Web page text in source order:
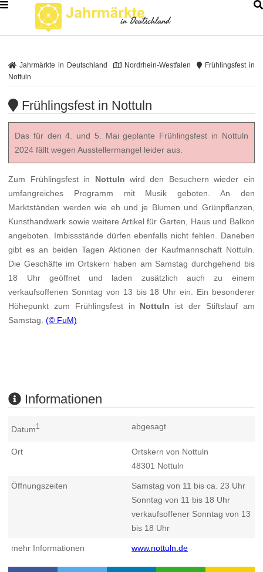
Jahrmärkte in Deutschland Nordrhein-Westfalen
Frühlingsfest in
Nottuln
Frühlingsfest in Nottuln
Das für den 4. und 5. Mai geplante Frühlingsfest in Nottuln
2024 fällt wegen Ausstellermangel leider aus.
Zum Frühlingsfest in Nottuln wird den Besuchern wieder ein
umfangreiches Programm mit Musik geboten. An den
Marktständen werden wie eh und je Blumen und Grünpflanzen,
Kunsthandwerk sowie weitere Artikel für Garten, Haus und Balkon
angeboten. Imbissstände dürfen ebenfalls nicht fehlen. Daneben
gibt es an beiden Tagen Aktionen der Kaufmannschaft Nottuln.
Die Geschäfte im Ortskern haben am Samstag durchgehend bis
18 Uhr geöffnet und laden zusätzlich auch zu einem
verkaufsoffenen Sonntag von 13 bis 18 Uhr ein. Ein besonderer
Höhepunkt zum Frühlingsfest in Nottuln ist der Stiftslauf am
Samstag.(© FuM)
Informationen
Datum1 abgesagt
Ort
Ortskern von Nottuln
48301 Nottuln
Öffnungszeiten
Samstag von 11 bis ca. 23 Uhr
Sonntag von 11 bis 18 Uhr
verkaufsoffener Sonntag von 13
bis 18 Uhr
mehr Informationen www.nottuln.de